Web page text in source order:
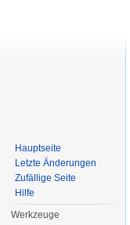
Hauptseite
Letzte Änderungen
Zufällige Seite
Hilfe
Werkzeuge